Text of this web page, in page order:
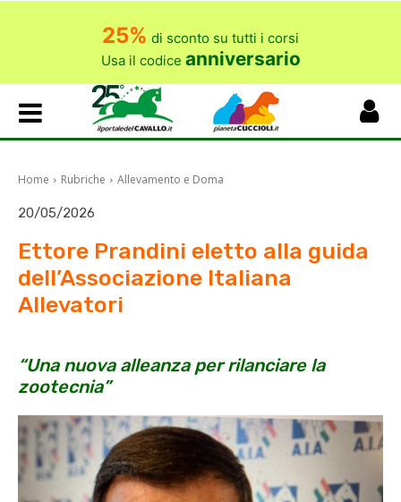
25% di sconto su tutti i corsi
Usa il codice anniversario
Home Rubriche Allevamento e Doma
20/05/2026
Ettore Prandini eletto alla guida
dell’Associazione Italiana
Allevatori
“Una nuova alleanza per rilanciare la
zootecnia”